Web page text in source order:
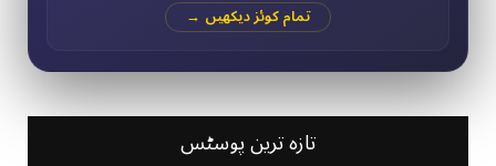
تمام کوئز دیکھیں →
تازہ ترین پوسٹس